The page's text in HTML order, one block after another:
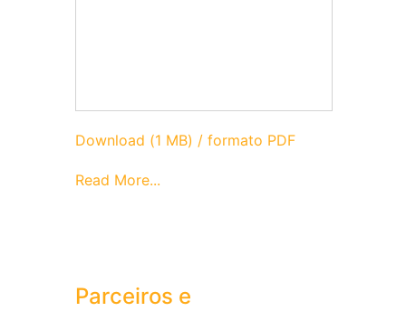
Download (1 MB) / formato PDF
Read More...
Parceiros e